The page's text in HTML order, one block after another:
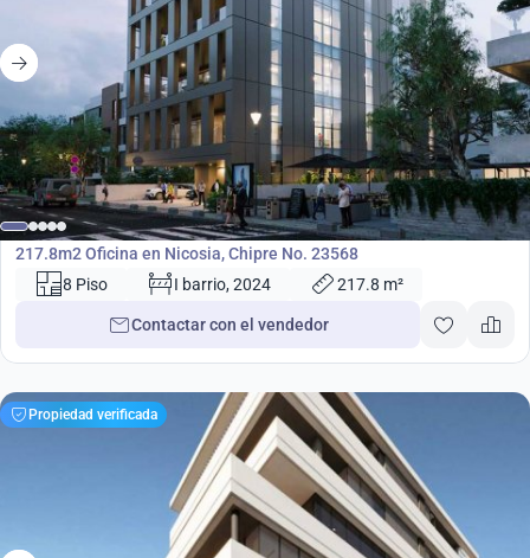
€1 060 000
Oficina
217.8m2 Oficina en Nicosia, Chipre No. 23568
8 Piso
I barrio, 2024 217.8 m²
Contactar con el vendedor
Propiedad verificada